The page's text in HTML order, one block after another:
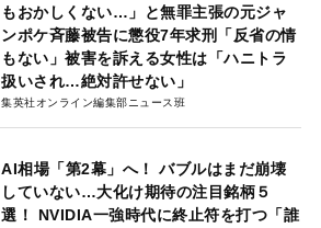
もおかしくない…」と無罪主張の元ジャ
ンポケ斉藤被告に懲役7年求刑「反省の情
もない」被害を訴える女性は「ハニトラ
扱いされ…絶対許せない」
集英社オンライン編集部ニュース班
AI相場「第2幕」へ！ バブルはまだ崩壊
していない…大化け期待の注目銘柄５
選！ NVIDIA一強時代に終止符を打つ「誰